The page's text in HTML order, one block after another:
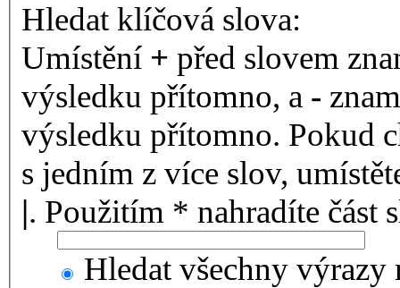
Hledat klíčová slova:
Umístění + před slovem
výsledku přítomno, a -
výsledku přítomno. Pokud
s jedním z více slov,
|. Použitím * nahradíte část
Hledat všechny výrazy